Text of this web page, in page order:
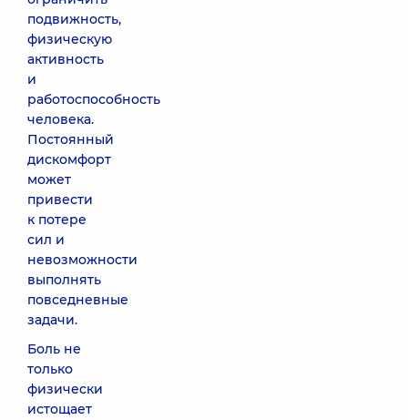
подвижность,
физическую
активность
и
работоспособность
человека.
Постоянный
дискомфорт
может
привести
к потере
сил и
невозможности
выполнять
повседневные
задачи.
Боль не
только
физически
истощает